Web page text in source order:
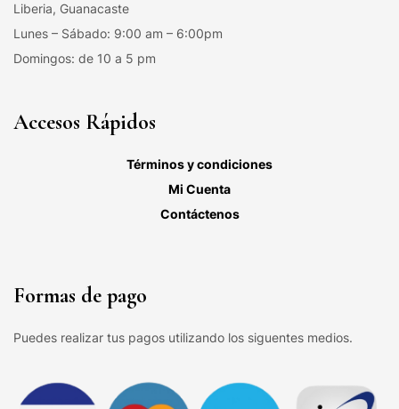
Liberia, Guanacaste
Lunes – Sábado: 9:00 am – 6:00pm
Domingos: de 10 a 5 pm
Accesos Rápidos
Términos y condiciones
Mi Cuenta
Contáctenos
Formas de pago
Puedes realizar tus pagos utilizando los siguentes medios.